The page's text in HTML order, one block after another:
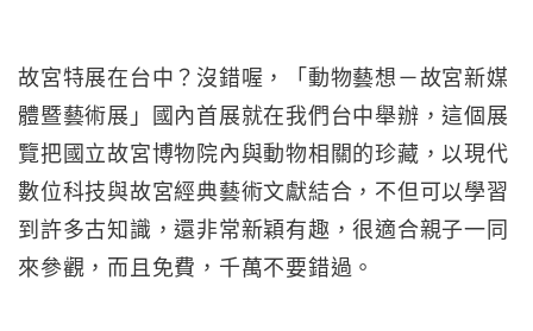
故宮特展在台中？沒錯喔，「動物藝想－故宮新媒
體暨藝術展」國內首展就在我們台中舉辦，這個展
覽把國立故宮博物院內與動物相關的珍藏，以現代
數位科技與故宮經典藝術文獻結合，不但可以學習
到許多古知識，還非常新穎有趣，很適合親子一同
來參觀，而且免費，千萬不要錯過。